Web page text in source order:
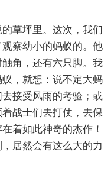
草坪里。这次，我们
察幼小的蚂蚁的。他
角，还有六只脚。我
，就想：说不定大蚂
接受风雨的考验；或
战士们去打仗，去保
着如此神奇的杰作！
居然会有这么大的力